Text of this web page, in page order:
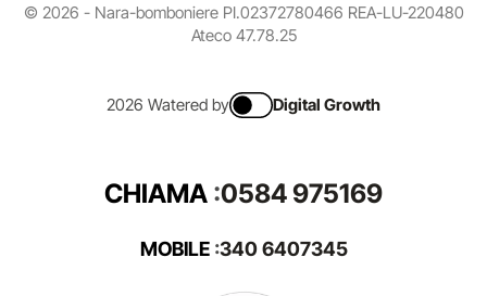
© 2026 - Nara-bomboniere PI.02372780466 REA-LU-220480
Ateco 47.78.25
2026 Watered by Digital Growth
CHIAMA :0584 975169
MOBILE:340 6407345